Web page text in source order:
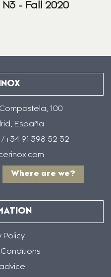
N3 - Fall 2020
100
España
/+34 91 398 52 32
Where are we?
Policy
Conditions